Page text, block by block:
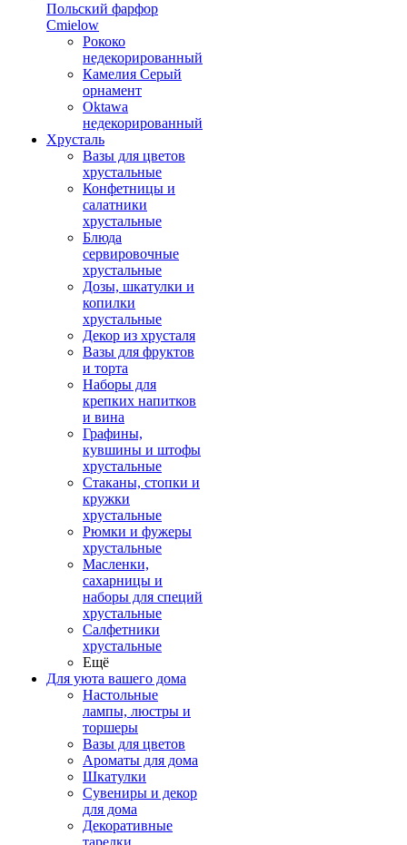
Польский фарфор
Сmielow
Рококо
недекорированный
Камелия Серый
орнамент
Oktawa
недекорированный
Хрусталь
Вазы для цветов
хрустальные
Конфетницы и
салатники
хрустальные
Блюда
сервировочные
хрустальные
Дозы, шкатулки и
копилки
хрустальные
Декор из хрусталя
Вазы для фруктов
и торта
Наборы для
крепких напитков
и вина
Графины,
кувшины и штофы
хрустальные
Стаканы, стопки и
кружки
хрустальные
Рюмки и фужеры
хрустальные
Масленки,
сахарницы и
наборы для специй
хрустальные
Салфетники
хрустальные
Ещё
Для уюта вашего дома
Настольные
лампы, люстры и
торшеры
Вазы для цветов
Ароматы для дома
Шкатулки
Сувениры и декор
для дома
Декоративные
тарелки